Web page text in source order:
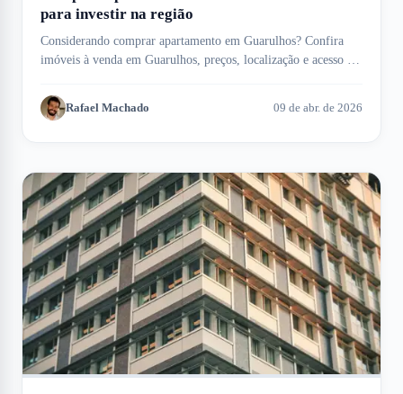
para investir na região
Considerando comprar apartamento em Guarulhos? Confira
imóveis à venda em Guarulhos, preços, localização e acesso ao
Rafael Machado 09 de abr. de 2026